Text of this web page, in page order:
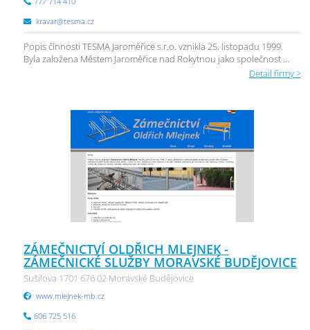
kravar@tesma.cz
Popis činnosti TESMA Jaroměřice s.r.o. vznikla 25. listopadu 1999.
Byla založena Městem Jaroměřice nad Rokytnou jako společnost ...
Detail firmy >
ZÁMEČNICTVÍ OLDŘICH MLEJNEK -
ZÁMEČNICKÉ SLUŽBY MORAVSKÉ BUDĚJOVICE
Sušilova 1701 676 02 Moravské Budějovice
www.mlejnek-mb.cz
606 725 516